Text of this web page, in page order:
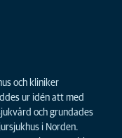
och kliniker
ur idén att med
och grundades
i Norden.